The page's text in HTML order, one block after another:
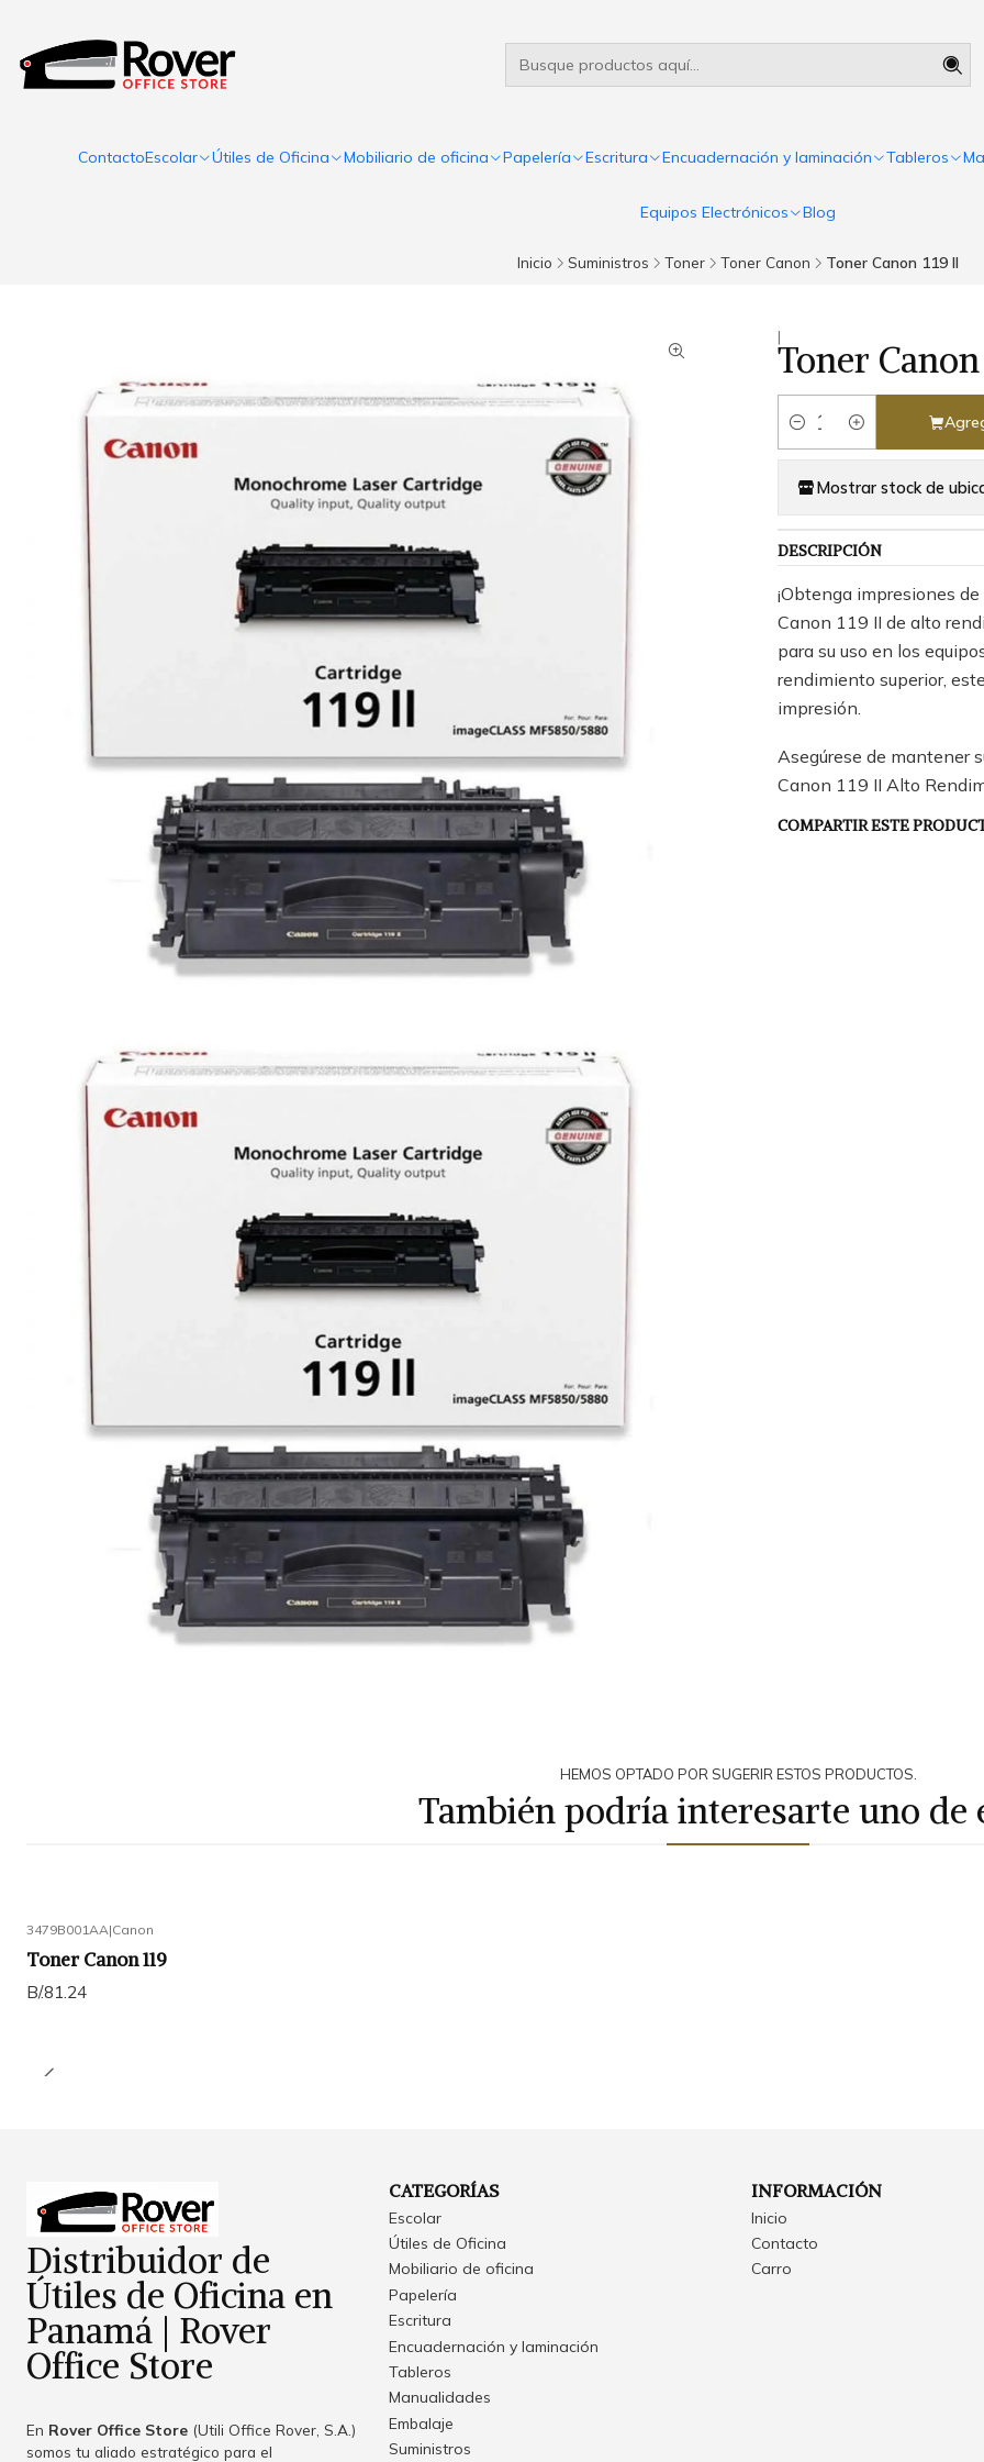
ContactoEscolar Útiles de Oficina Mobiliario de oficina Papelería Escritura Encuadernación y laminación Tableros
Equipos Electrónicos Blog
Inicio Suministros Toner Toner Canon Toner Canon 119 II
|
Toner Canon
Cantidad
Mostrar stock de
DESCRIPCIÓN
¡Obtenga impresiones
Canon 119 II de alto
para su uso en los
rendimiento superior,
impresión.
Asegúrese de mantener
Canon 119 II Alto
COMPARTIR ESTE
HEMOS OPTADO POR SUGERIR ESTOS PRODUCTOS.
También podría interesarte uno de
3479B001AA|Canon
Toner Canon 119
B/.81.24
Distribuidor de
Útiles de Oficina en
Panamá | Rover
Office Store
En Rover Office Store (Utili Office Rover, S.A.)
somos tu aliado estratégico para el
CATEGORÍAS
Escolar
Útiles de Oficina
Mobiliario de oficina
Papelería
Escritura
Encuadernación y laminación
Tableros
Manualidades
Embalaje
Suministros
INFORMACIÓN
Inicio
Contacto
Carro